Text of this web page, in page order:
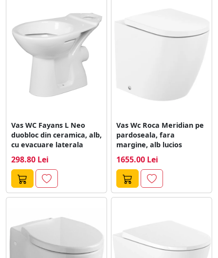
Vas WC Fayans L Neo
duobloc din ceramica, alb,
cu evacuare laterala
298.80 Lei
Vas Wc Roca Meridian pe
pardoseala, fara
margine, alb lucios
1655.00 Lei